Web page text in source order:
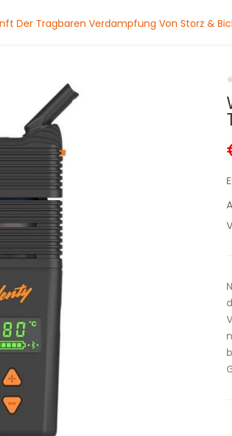
Der Tragbaren Verdampfung Von Storz &